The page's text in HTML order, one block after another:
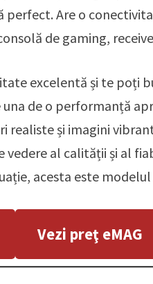
perfect. Are o
de gaming,
excelentă și te poți
de o performanță
și imagini
vedere al calității și al
acesta este
Vezi preţ eMAG